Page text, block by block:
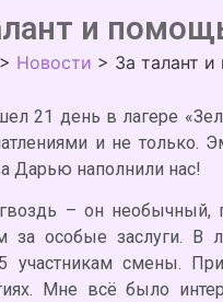
и
> Новости > За талант
21 день в лагере
и не только.
Дарью наполнили нас!
– он необычный,
за особые заслуги. В
участникам смены.
Мне всё было